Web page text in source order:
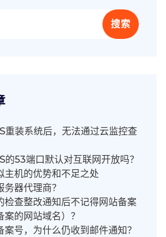
重装系统后，无法通过云监控查
的53端口默认对互联网开放吗？
主机的优势和不足之处
器代理商？
检查整改通知后不记得网站备案
的网站域名）？
案号，为什么仍收到邮件通知？